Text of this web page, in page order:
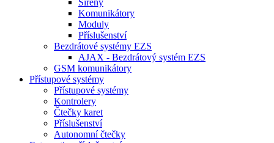
Sirény
Komunikátory
Moduly
Příslušenství
Bezdrátové systémy EZS
AJAX - Bezdrátový systém EZS
GSM komunikátory
Přístupové systémy
Přístupové systémy
Kontrolery
Čtečky karet
Příslušenství
Autonomní čtečky